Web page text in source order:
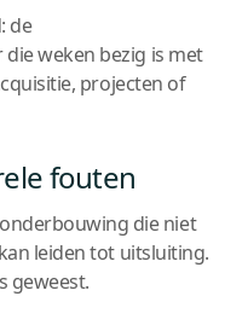
de
weken bezig is met
projecten of
fouten
die niet
kan leiden tot uitsluiting.
geweest.